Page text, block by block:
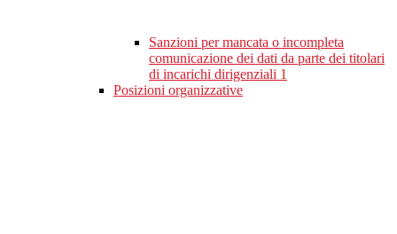
Sanzioni per mancata o incompleta
comunicazione dei dati da parte dei titolari
di incarichi dirigenziali 1
Posizioni organizzative